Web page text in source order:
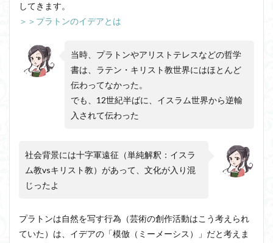
してきます。
＞＞プラトンのイデアとは
当時、プラトンやアリストテレスなどの哲学
書は、ラテン・キリスト教世界にはほとんど
伝わってなかった。
でも、12世紀半ばに、イスラム世界から逆輸
入されて伝わった
社会背景には十字軍遠征（単純解釈：イスラ
ム教vsキリスト教）があって、文化が入り混
じったよ
プラトンは自然を写す行為（芸術の創作活動はこう考えられ
ていた）は、イデアの「模倣（ミーメーシス）」だと考えま